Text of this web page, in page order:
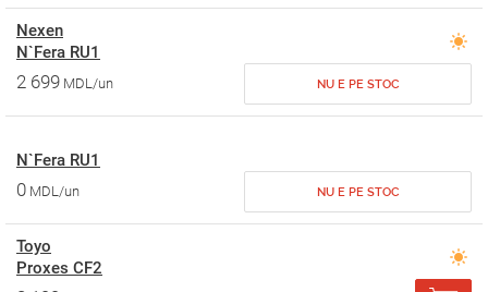
Nexen
N`Fera RU1
2 699 MDL/un NU E PE STOC
N`Fera RU1
0 MDL/un NU E PE STOC
Toyo
Proxes CF2